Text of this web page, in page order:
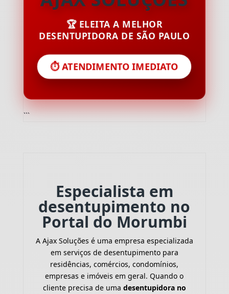
🏆 ELEITA A MELHOR
DESENTUPIDORA DE SÃO PAULO
⏱️ ATENDIMENTO IMEDIATO
```
Especialista em
desentupimento no
Portal do Morumbi
A Ajax Soluções é uma empresa especializada
em serviços de desentupimento para
residências, comércios, condomínios,
empresas e imóveis em geral. Quando o
cliente precisa de uma desentupidora no